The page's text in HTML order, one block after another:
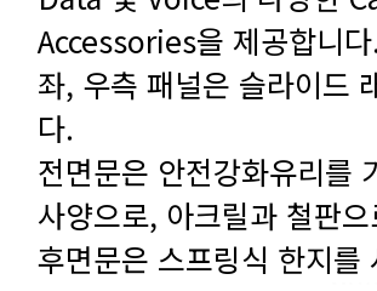
Accessories을 제공합니다.
다.
사양으로, 아크릴과 철판
후면문은 스프링식 한지